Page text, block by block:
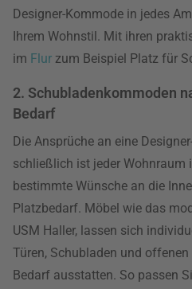
Designer-Kommode in jedes
Ihrem Wohnstil. Mit ihren
im Flur zum Beispiel Platz für
2. Schubladenkommoden
Bedarf
Die Ansprüche an eine
schließlich ist jeder Wohnraum
bestimmte Wünsche an die
Platzbedarf. Möbel wie das
USM Haller, lassen sich
Türen, Schubladen und
Bedarf ausstatten. So passen